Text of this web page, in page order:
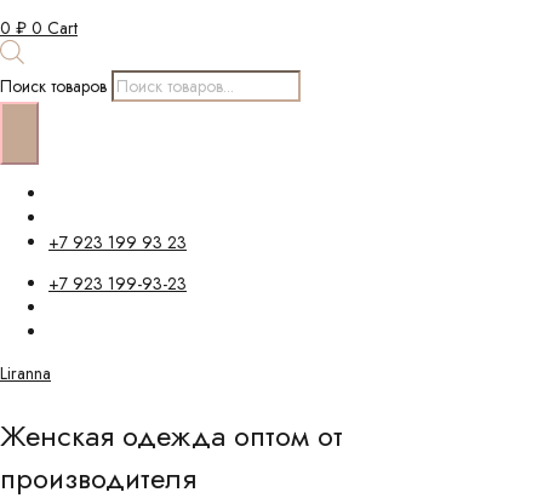
0 ₽ 0 Cart
Поиск товаров
+7 923 199 93 23
+7 923 199-93-23
Liranna
Женская одежда оптом от
производителя